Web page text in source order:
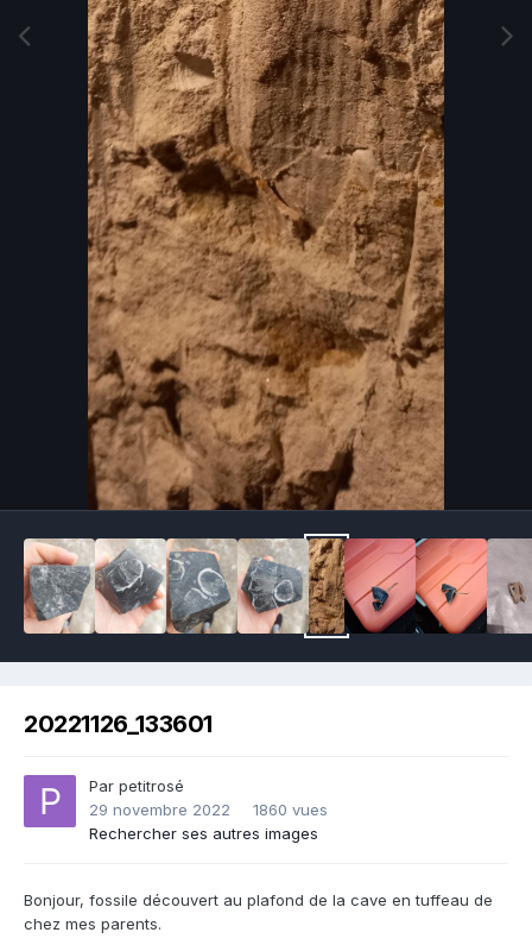
Image Tools
20221126_133601
Par petitrosé
29 novembre 2022
1860 vues
Rechercher ses autres images
Bonjour, fossile découvert au plafond de la cave en tuffeau de
chez mes parents.